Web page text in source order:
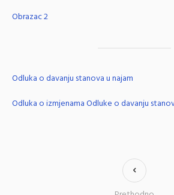
Obrazac 2
Odluka o davanju stanova u najam
Odluka o izmjenama Odluke o davanju